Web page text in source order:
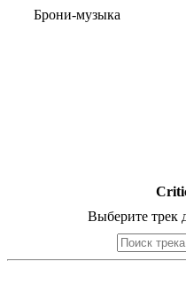
Брони-музыка
Выберите трек